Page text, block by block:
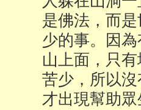
是佛法，而
少的事。因
山上面，只
苦少，所以
才出現幫助